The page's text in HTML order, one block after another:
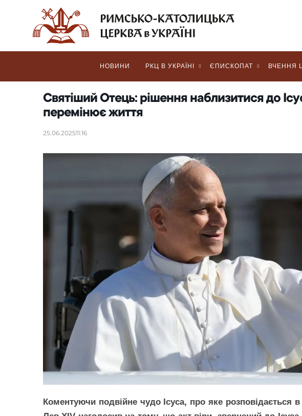
НОВИНИ РКЦ В УКРАЇНІ ЄПИСКОПАТ ВЧЕННЯ
Святіший Отець: рішення наблизитися до
перемінює життя
25.06.202511:16
Коментуючи подвійне чудо Ісуса, про яке розповідається